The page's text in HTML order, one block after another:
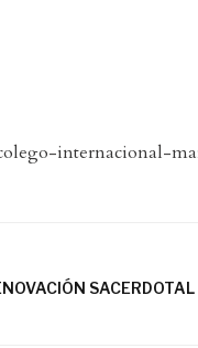
internacional-